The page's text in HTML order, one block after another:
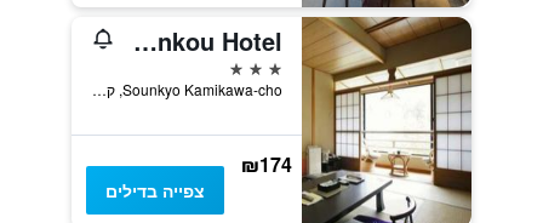
Sounkyo Kankou Hotel
3 כוכבים
Sounkyo Kamikawa-cho, קמיקאווה (הוקיאדו), יפן
₪174
צפייה בדילים